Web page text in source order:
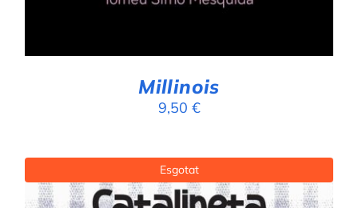
Millinois
9,50 €
Esgotat